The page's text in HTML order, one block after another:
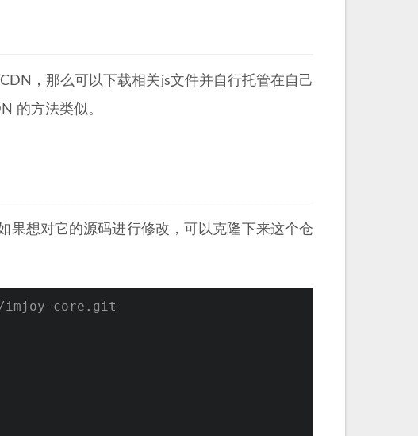
，那么可以下载相关js文件并自行托管在自己
的方法类似。
果想对它的源码进行修改，可以克隆下来这个仓
imjoy-core.git